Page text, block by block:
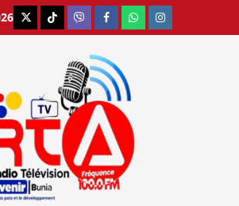
X TikTokViber FacebookWhatsAppInstagram